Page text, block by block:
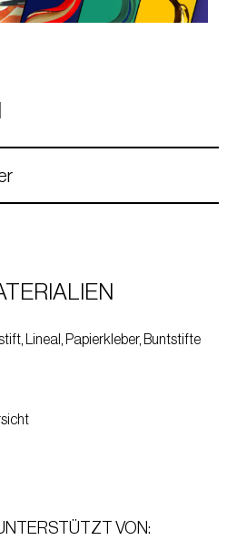
Wolfgang Hollegha, Prof.
Lineal, Papierkleber, Buntstifte
VON: